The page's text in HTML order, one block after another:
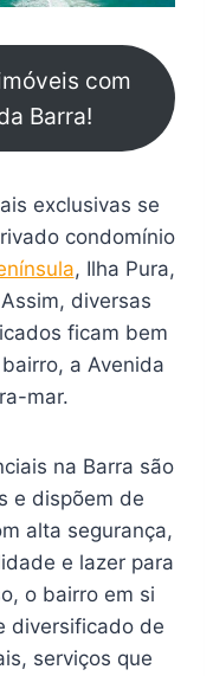
com
Barra!
exclusivas se
condomínio
, Ilha Pura,
diversas
ficam bem
a Avenida
mar.
na Barra são
e dispõem de
alta segurança,
e lazer para
o bairro em si
diversificado de
serviços que